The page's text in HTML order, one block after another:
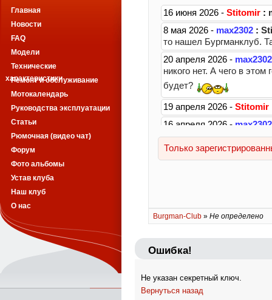
Burgman-Club » Не определено
Ошибка!
Не указан секретный ключ.
Вернуться назад
Главная
Новости
FAQ
Модели
Технические
характеристики
Ремонт и обслуживание
Мотокалендарь
Руководства эксплуатации
Статьи
Рюмочная (видео чат)
Форум
Фото альбомы
Устав клуба
Наш клуб
О нас